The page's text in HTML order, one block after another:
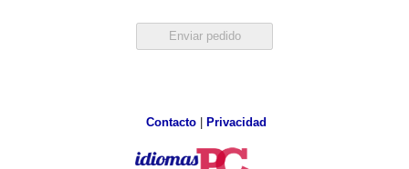
Contacto| Privacidad